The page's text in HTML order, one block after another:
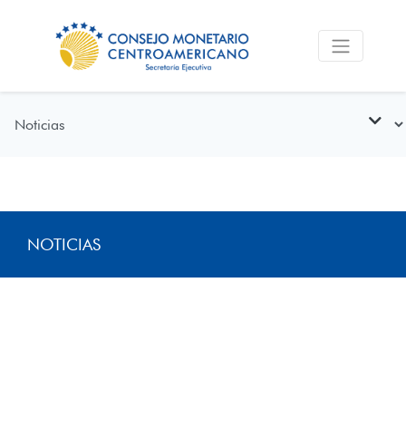
NOTICIAS